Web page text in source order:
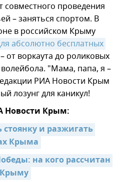
проведения
– заняться спортом. В
в российском Крыму
абсолютно бесплатных
– от воркаута до роликовых
"Мама, папа, я –
РИА Новости Крым
лозунг для каникул!
Новости Крым:
и разжигать
Крыма
на кого рассчитан